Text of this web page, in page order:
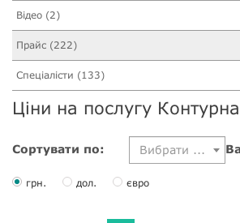
Відео (2)
Прайс (222)
Спеціалісти (133)
Ціни на послугу
Сортувати по: Вибрати ...
грн. дол. євро